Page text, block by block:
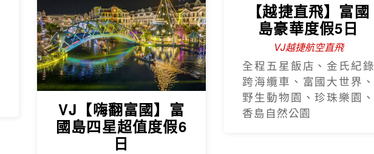
VJ【嗨翻富國】富
國島四星超值度假6
日
【越捷直飛】富國
島豪華度假5日
VJ越捷航空直飛
全程五星飯店、金氏紀錄
跨海纜車、富國大世界、
野生動物園、珍珠樂園、
香島自然公園